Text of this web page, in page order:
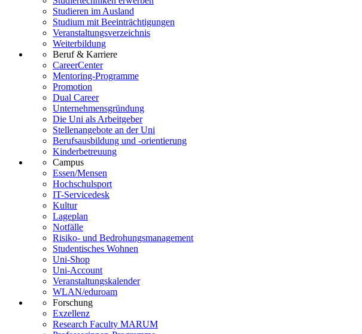
Studieren im Ausland
Studium mit Beeinträchtigungen
Veranstaltungsverzeichnis
Weiterbildung
Beruf & Karriere
CareerCenter
Mentoring-Programme
Promotion
Dual Career
Unternehmensgründung
Die Uni als Arbeitgeber
Stellenangebote an der Uni
Berufsausbildung und -orientierung
Kinderbetreuung
Campus
Essen/Mensen
Hochschulsport
IT-Servicedesk
Kultur
Lageplan
Notfälle
Risiko- und Bedrohungsmanagement
Studentisches Wohnen
Uni-Shop
Uni-Account
Veranstaltungskalender
WLAN/eduroam
Forschung
Exzellenz
Research Faculty MARUM